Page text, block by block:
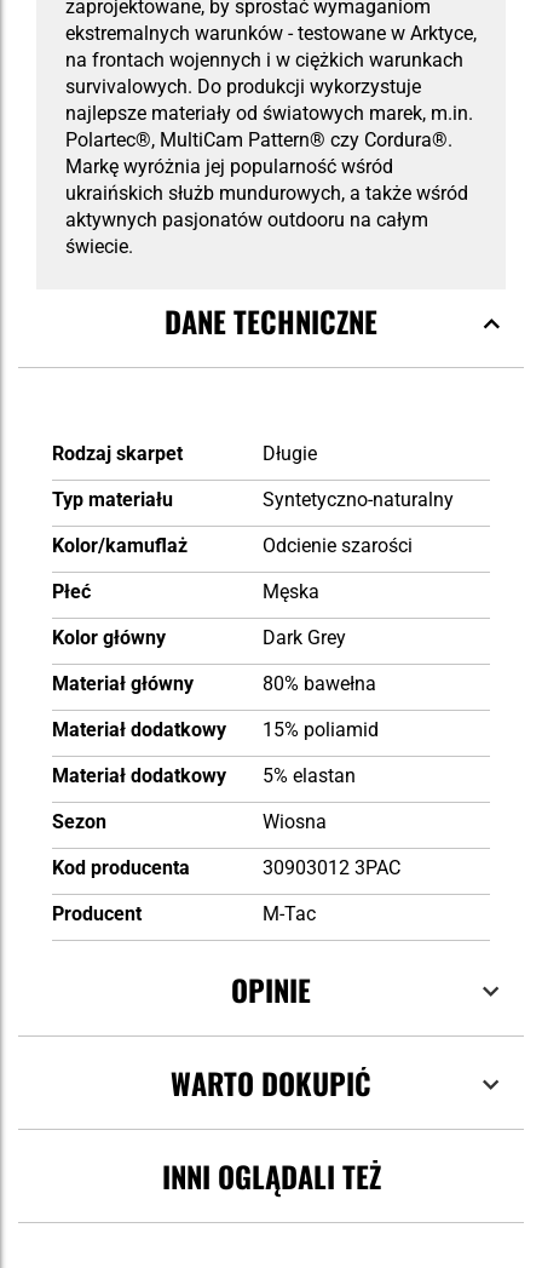
zaprojektowane, by sprostać wymaganiom
ekstremalnych warunków - testowane w Arktyce,
na frontach wojennych i w ciężkich warunkach
survivalowych. Do produkcji wykorzystuje
najlepsze materiały od światowych marek, m.in.
Polartec®, MultiCam Pattern® czy Cordura®.
Markę wyróżnia jej popularność wśród
ukraińskich służb mundurowych, a także wśród
aktywnych pasjonatów outdooru na całym
świecie.
DANE TECHNICZNE
Więcej
Rodzaj skarpet
Długie
Typ materiału
Syntetyczno-naturalny
Kolor/kamuflaż
Odcienie szarości
Płeć
Męska
Kolor główny
Dark Grey
Materiał główny
80% bawełna
Materiał dodatkowy
15% poliamid
Materiał dodatkowy
5% elastan
Sezon
Wiosna
Kod producenta
30903012 3PAC
Producent
M-Tac
OPINIE
WARTO DOKUPIĆ
INNI OGLĄDALI TEŻ